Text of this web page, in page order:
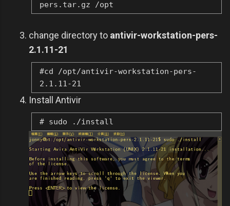
pers.tar.gz /opt
change directory to antivir-workstation-pers-
2.1.11-21
#cd /opt/antivir-workstation-pers-
2.1.11-21
Install Antivir
# sudo ./install